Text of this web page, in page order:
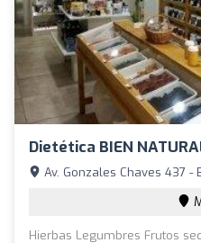
Dietética BIEN
Av. Gonzales Chaves 437 -
Hierbas Legumbres Frutos